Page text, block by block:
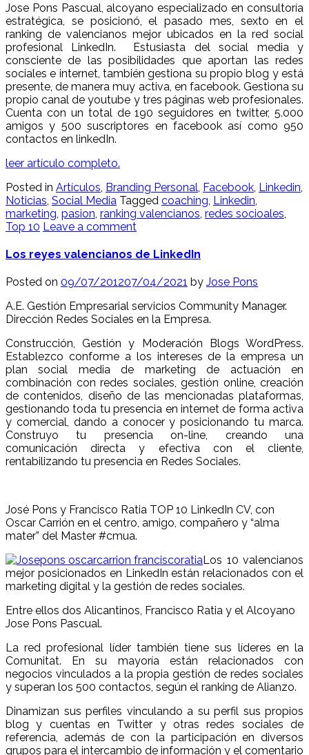
Jose Pons Pascual, alcoyano especializado en consultoría
estratégica, se posicionó, el pasado mes, sexto en el
ranking de valencianos mejor ubicados en la red social
profesional LinkedIn. Estusiasta del social media y
consciente de las posibilidades que aportan las redes
sociales e internet, también gestiona su propio blog y está
presente, de manera muy activa, en facebook. Gestiona su
propio canal de youtube y tres páginas web profesionales.
Cuenta con un total de 190 seguidores en twitter, 5.000
amigos y 500 suscriptores en facebook así como 950
contactos en linkedIn.
leer artículo completo.
Posted in Artículos Branding Personal Facebook Linkedin
Noticias Social Media Tagged coaching Linkedin
marketing pasion ranking valencianos redes socioales
Top 10 Leave a comment
Los reyes valencianos de LinkedIn
Posted on 09/07/201207/04/2021 by Jose Pons
A.E. Gestión Empresarial servicios Community Manager.
Dirección Redes Sociales en la Empresa.
Construcción, Gestión y Moderación Blogs WordPress.
Establezco conforme a los intereses de la empresa un
plan social media de marketing de actuación en
combinación con redes sociales, gestión online, creación
de contenidos, diseño de las mencionadas plataformas,
gestionando toda tu presencia en internet de forma activa
y comercial, dando a conocer y posicionando tu marca.
Construyo tu presencia on-line, creando una
comunicación directa y efectiva con el cliente,
rentabilizando tu presencia en Redes Sociales.
José Pons y Francisco Ratia TOP 10 LinkedIn CV, con
Oscar Carrión en el centro, amigo, compañero y “alma
mater” del Master #cmua.
Los 10 valencianos
mejor posicionados en LinkedIn están relacionados con el
marketing digital y la gestión de redes sociales.
Entre ellos dos Alicantinos, Francisco Ratia y el Alcoyano
Jose Pons Pascual.
La red profesional líder también tiene sus líderes en la
Comunitat. En su mayoría están relacionados con
negocios vinculados a la propia gestión de redes sociales
y superan los 500 contactos, según el ranking de Alianzo.
Dinamizan sus perfiles vinculando a su perfil sus propios
blog y cuentas en Twitter y otras redes sociales de
referencia, además de con la participación en diversos
grupos para el intercambio de información y el comentario